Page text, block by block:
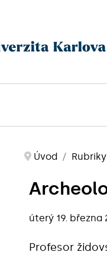
Úvod Rubriky
úterý 19. března
Profesor